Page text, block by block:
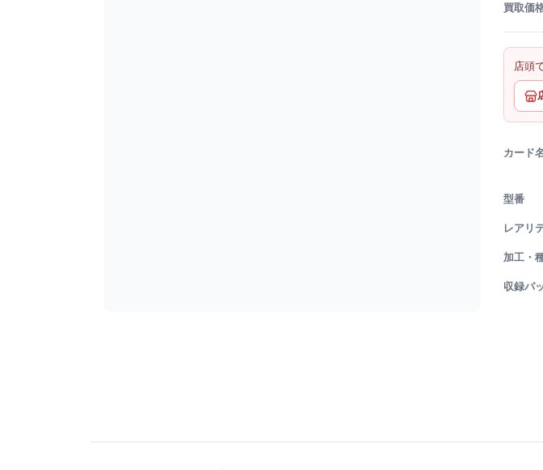
買取価
店頭
カード
型番
レアリ
加工・
収録パ